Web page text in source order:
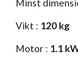
Minst
Vikt : 120 kg
Motor : 1.1